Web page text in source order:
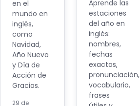
en el
mundo en
inglés,
como
Navidad,
Año Nuevo
y Día de
Acción de
Gracias.
29 de
Aprende las
estaciones
del año en
inglés:
nombres,
fechas
exactas,
pronunciación,
vocabulario,
frases